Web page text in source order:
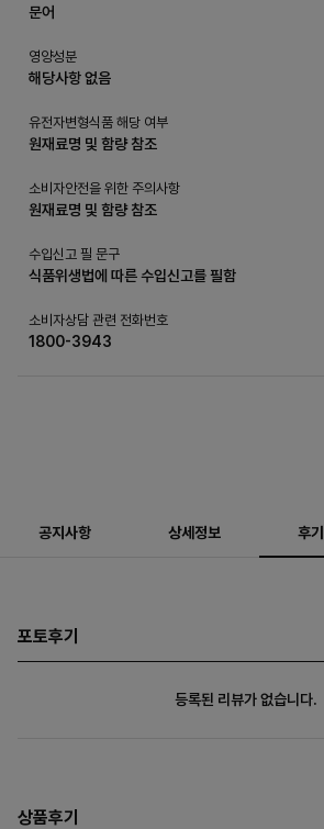
문어
영양성분
해당사항 없음
유전자변형식품 해당 여부
원재료명 및 함량 참조
소비자안전을 위한 주의사항
원재료명 및 함량 참조
수입신고 필 문구
식품위생법에 따른 수입신고를 필함
소비자상담 관련 전화번호
1800-3943
공지사항 상세정보 후기
포토후기
등록된 리뷰가 없습니다.
상품후기